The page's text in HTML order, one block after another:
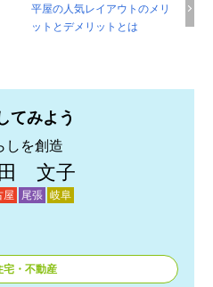
平屋の人気レイアウトのメリ
ットとデメリットとは
てみよう
しを創造
文子
屋 尾張 岐阜
宅・不動産